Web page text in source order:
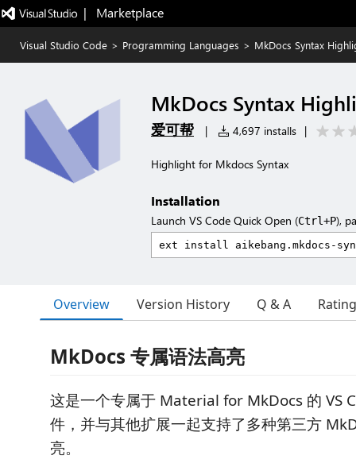
|   Marketplace
Visual Studio Code > Programming Languages > MkDocs Syntax
MkDocs Syntax
爱可帮 | 4,697 installs |
Highlight for Mkdocs Syntax
Installation
Launch VS Code Quick Open (Ctrl+P),
Overview Version History Q & A
MkDocs 专属语法高亮
这是一个专属于 Material for MkDocs 的 VS
件，并与其他扩展一起支持了多种第三方
亮。